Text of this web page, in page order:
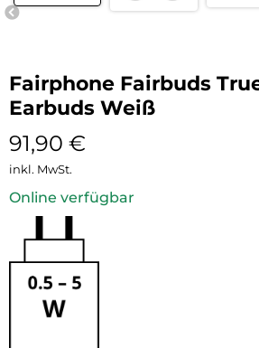
Fairphone Fairbuds
Earbuds Weiß
91,90 €
inkl. MwSt.
Online verfügbar